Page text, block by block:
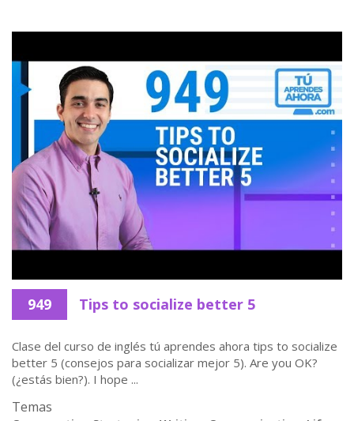
949 Tips to socialize better 5
Clase del curso de inglés tú aprendes ahora tips to socialize
better 5 (consejos para socializar mejor 5). Are you OK?
(¿estás bien?). I hope ...
Temas